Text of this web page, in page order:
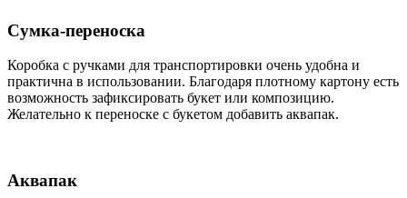
Сумка-переноска
Коробка c ручками для транспортировки очень удобна и
практична в использовании. Благодаря плотному картону есть
возможность зафиксировать букет или композицию.
Желательно к переноске с букетом добавить аквапак.
Аквапак